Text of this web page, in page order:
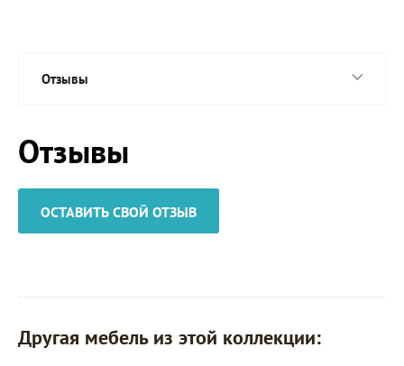
Отзывы
Отзывы
ОСТАВИТЬ СВОЙ ОТЗЫВ
Другая мебель из этой коллекции: